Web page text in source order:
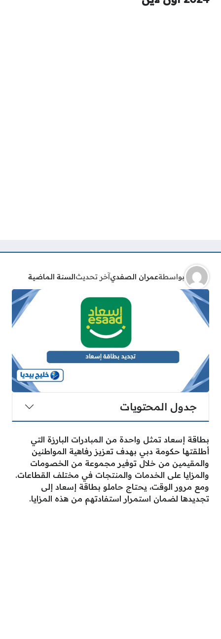
بواسطةعمران الصفديآخر تحديثالسنة الماضية
جدول المحتويات
بطاقة إسعاد تمثل واحدة من المبادرات البارزة التي
أطلقتها حكومة دبي بهدف تعزيز رفاهية المواطنين
والمقيمين من خلال توفير مجموعة من الخصومات
والمزايا على الخدمات والمنتجات في مختلف القطاعات.
ومع مرور الوقت، يحتاج حاملو بطاقة إسعاد إلى
تجديدها لضمان استمرار استفادتهم من هذه المزايا.